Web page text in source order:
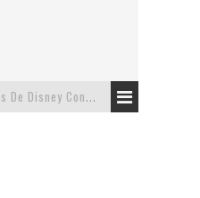
Personajes De Disney Con Vestuarios Contemporáneos